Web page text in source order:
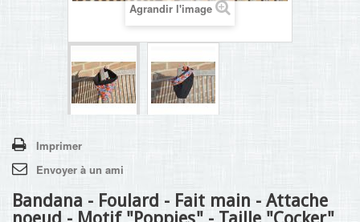
Agrandir l'image
Imprimer
Envoyer à un ami
Bandana - Foulard - Fait main - Attache